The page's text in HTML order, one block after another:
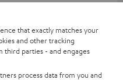
that exactly matches your
and other tracking
third parties - and engages
process data from you and